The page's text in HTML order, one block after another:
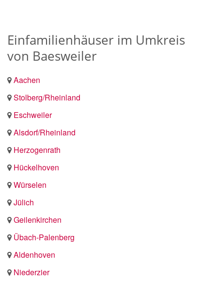
Einfamilienhäuser im Umkreis
von Baesweiler
Aachen
Stolberg/Rheinland
Eschweiler
Alsdorf/Rheinland
Herzogenrath
Hückelhoven
Würselen
Jülich
Geilenkirchen
Übach-Palenberg
Aldenhoven
Niederzier